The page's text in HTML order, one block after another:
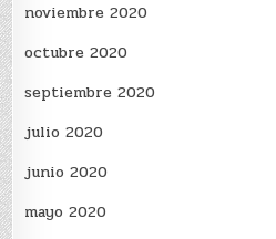
noviembre 2020
octubre 2020
septiembre 2020
julio 2020
junio 2020
mayo 2020